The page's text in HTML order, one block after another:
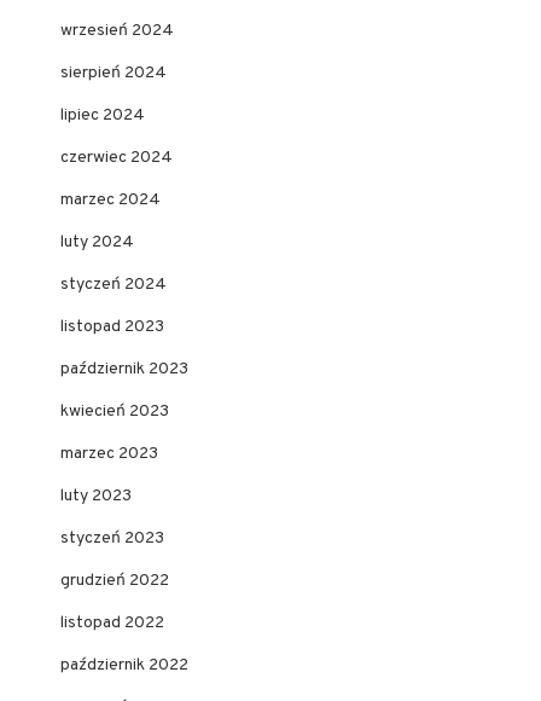
wrzesień 2024
sierpień 2024
lipiec 2024
czerwiec 2024
marzec 2024
luty 2024
styczeń 2024
listopad 2023
październik 2023
kwiecień 2023
marzec 2023
luty 2023
styczeń 2023
grudzień 2022
listopad 2022
październik 2022